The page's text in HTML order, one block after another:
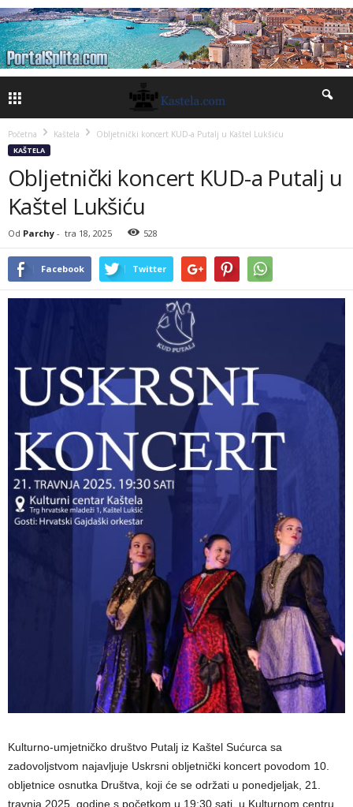
Početna Kaštela Obljetnički koncert KUD-a Putalj u Kaštel Lukšiću
KAŠTELA
Obljetnički koncert KUD-a Putalj u
Kaštel Lukšiću
Od Parchy - tra 18, 2025 528
Facebook Twitter
Kulturno-umjetničko društvo Putalj iz Kaštel Sućurca sa
zadovoljstvom najavljuje Uskrsni obljetnički koncert povodom 10.
obljetnice osnutka Društva, koji će se održati u ponedjeljak, 21.
travnja 2025. godine s početkom u 19:30 sati, u Kulturnom centru